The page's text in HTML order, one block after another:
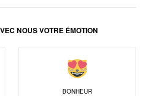
NOUS VOTRE ÉMOTION
BONHEUR